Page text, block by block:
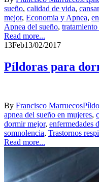
sueño, calidad de vida,
mejor, Economia y Apnea,
Apnea del sueño, tratamiento
Read more...
13Feb13/02/2017
Píldoras para
By Francisco Marruecos
apnea del sueño en mujeres,
dormir mejor, enfermedades
somnolencia, Trastornos
Read more...